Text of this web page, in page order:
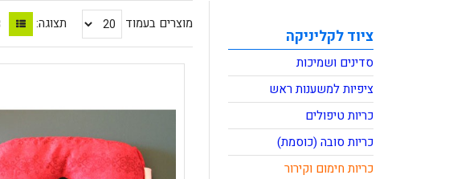
ציוד לקליניקה
סדינים ושמיכות
ציפיות למשענות ראש
כריות טיפולים
כריות סובה (כוסמת)
כריות חימום וקירור
מוצרים בעמוד תצוגה: